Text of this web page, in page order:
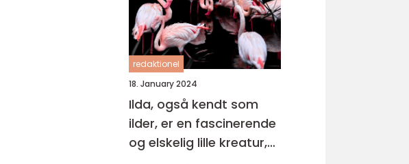
redaktionel
18. January 2024
Ilda, også kendt som
ilder, er en fascinerende
og elskelig lille kreatur,